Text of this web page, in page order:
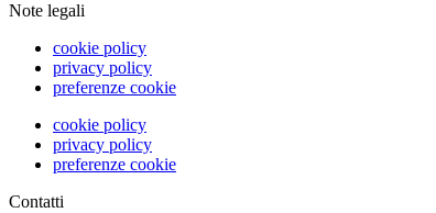
Note legali
cookie policy
privacy policy
preferenze cookie
cookie policy
privacy policy
preferenze cookie
Contatti